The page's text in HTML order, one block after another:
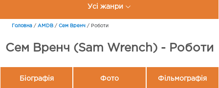
Усі жанри
Головна / AMDB / Сем Вренч / Роботи
Сем Вренч (Sam Wrench) - Роботи
Біографія Фото Фільмографія